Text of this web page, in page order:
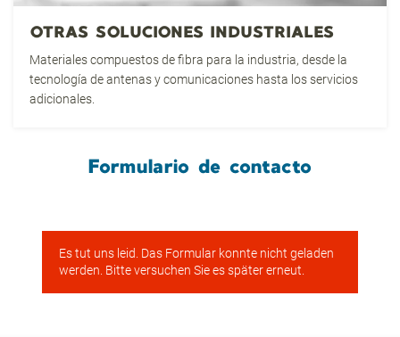
OTRAS SOLUCIONES INDUSTRIALES
Materiales compuestos de fibra para la industria, desde la
tecnología de antenas y comunicaciones hasta los servicios
adicionales.
Formulario de contacto